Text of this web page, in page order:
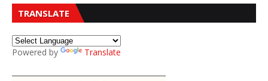
TRANSLATE
Powered by Translate